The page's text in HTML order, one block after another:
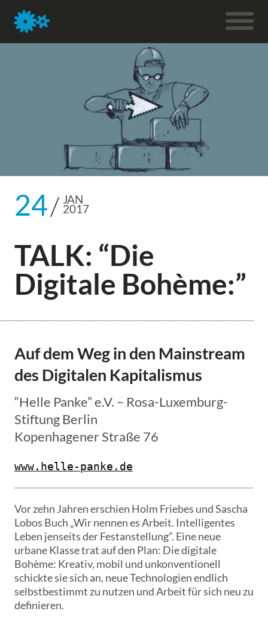
24 JAN
2017
TALK: “Die
Digitale Bohème:”
Auf dem Weg in den Mainstream
des Digitalen Kapitalismus
“Helle Panke” e.V. – Rosa-Luxemburg-
Stiftung Berlin
Kopenhagener Straße 76
www.helle-panke.de
Vor zehn Jahren erschien Holm Friebes und Sascha
Lobos Buch „Wir nennen es Arbeit. Intelligentes
Leben jenseits der Festanstellung”. Eine neue
urbane Klasse trat auf den Plan: Die digitale
Bohème: Kreativ, mobil und unkonventionell
schickte sie sich an, neue Technologien endlich
selbstbestimmt zu nutzen und Arbeit für sich neu zu
definieren.